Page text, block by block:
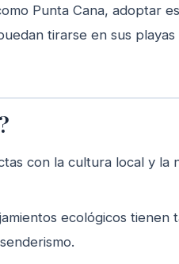
Punta Cana, adoptar
tirarse en sus
con la cultura local y la
ecológicos tienen